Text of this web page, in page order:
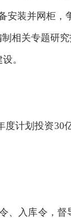
安装并网柜
相关专题研
。
计划投资
、入库令，督